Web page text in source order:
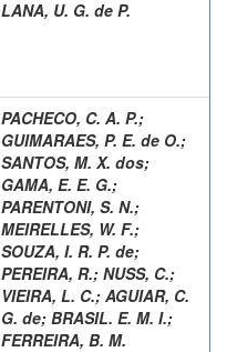
LANA, U. G. de P.
PACHECO, C. A. P.;
GUIMARAES, P. E. de O.;
SANTOS, M. X. dos;
GAMA, E. E. G.;
PARENTONI, S. N.;
MEIRELLES, W. F.;
SOUZA, I. R. P. de;
PEREIRA, R.; NUSS, C.;
VIEIRA, L. C.; AGUIAR, C.
G. de; BRASIL. E. M. I.;
FERREIRA, B. M.